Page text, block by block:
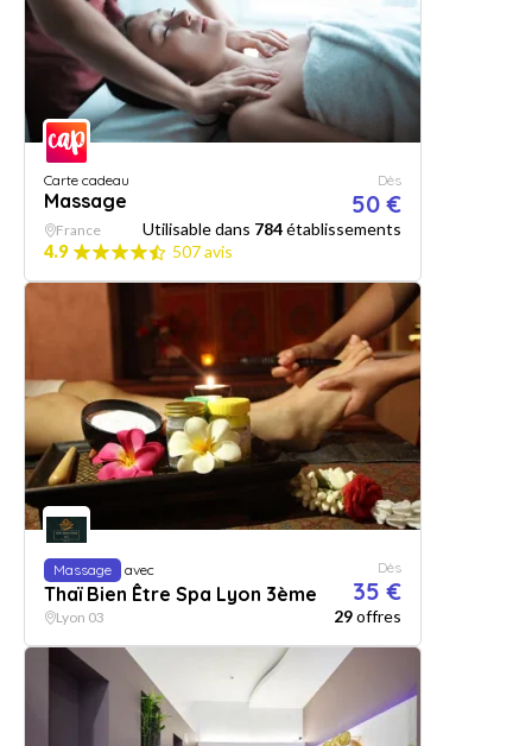
Carte cadeau
Massage
Dès
50 €
France Utilisable dans 784établissements
4.9
507 avis
Massage avec
Thaï Bien Être Spa Lyon 3ème
Dès
35 €
Lyon 03 29offres